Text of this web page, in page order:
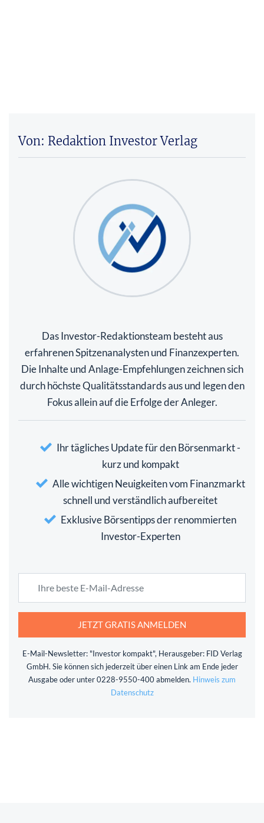
Von: Redaktion Investor Verlag
Das Investor-Redaktionsteam besteht aus
erfahrenen Spitzenanalysten und Finanzexperten.
Die Inhalte und Anlage-Empfehlungen zeichnen sich
durch höchste Qualitätsstandards aus und legen den
Fokus allein auf die Erfolge der Anleger.
Ihr tägliches Update für den Börsenmarkt -
kurz und kompakt
Alle wichtigen Neuigkeiten vom Finanzmarkt
schnell und verständlich aufbereitet
Exklusive Börsentipps der renommierten
Investor-Experten
JETZT GRATIS ANMELDEN
E-Mail-Newsletter: "Investor kompakt", Herausgeber: FID Verlag
GmbH. Sie können sich jederzeit über einen Link am Ende jeder
Ausgabe oder unter 0228-9550-400 abmelden. Hinweis zum
Datenschutz